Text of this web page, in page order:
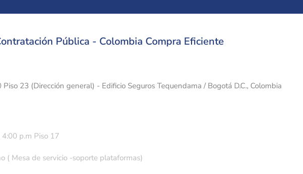
Pública - Colombia Compra Eficiente
23 (Dirección general) - Edificio Seguros Tequendama / Bogotá D.C., Colombia
p.m Piso 17
( Mesa de servicio -soporte plataformas)